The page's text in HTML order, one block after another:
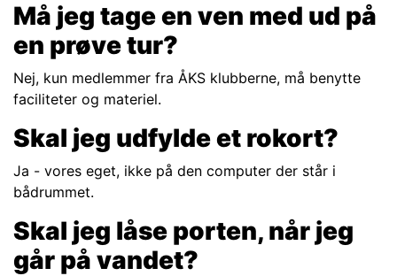
Må jeg tage en ven med ud på
en prøve tur?
Nej, kun medlemmer fra ÅKS klubberne, må benytte
faciliteter og materiel.
Skal jeg udfylde et rokort?
Ja - vores eget, ikke på den computer der står i
bådrummet.
Skal jeg låse porten, når jeg
går på vandet?